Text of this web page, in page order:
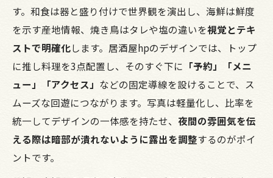
す。和食は器と盛り付けで世界観を演出し、海鮮は鮮度
を示す産地情報、焼き鳥はタレや塩の違いを視覚とテキ
ストで明確化します。居酒屋hpのデザインでは、トップ
に推し料理を3点配置し、そのすぐ下に 「予約」「メニ
ュー」「アクセス」 などの固定導線を設けることで、ス
ムーズな回遊につながります。写真は軽量化し、比率を
統一してデザインの一体感を持たせ、 夜間の雰囲気を伝
える際は暗部が潰れないように露出を調整するのがポイ
ントです。